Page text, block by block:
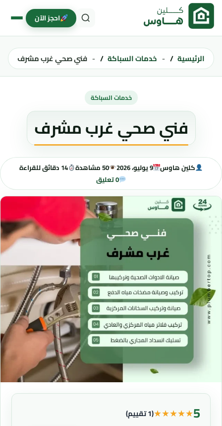
تخطى إلى المحتوى
احجز الآن
الرئيسية خدمات السباكة فني صحي غرب مشرف
خدمات السباكة
فني صحي غرب مشرف
كلين هاوس 9 يوليو، 2026 50 مشاهدة
14 دقائق للقراءة
0 تعليق
5
★
★
★
★
★(1 تقييم)